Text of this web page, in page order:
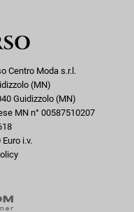
Centro Moda s.r.l.
(MN)
Guidizzolo (MN)
MN n° 00587510207
i.v.